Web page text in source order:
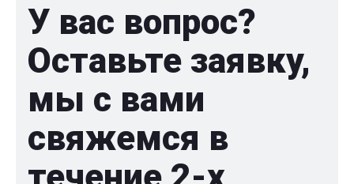
У вас вопрос?
Оставьте заявку,
мы с вами
свяжемся в